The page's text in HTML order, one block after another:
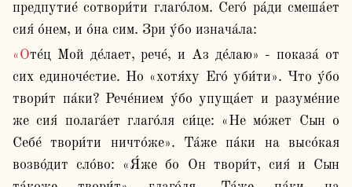
предпутие́ сотвори́ти глаго́лом. Сего́ ра́ди смеша́ет
сия́ о́нем, и о́на сим. Зри у́бо изнача́ла:
«Оте́ц Мой де́лает, рече́, и Аз де́лаю» - показа́ от
сих единоче́стие. Но «хотя́ху Его́ уби́ти». Что у́бо
твори́т па́ки? Рече́нием у́бо упуща́ет и разуме́ние
же сия́ полага́ет глаго́ля си́це: «Не мо́жет Сын о
Себе́ твори́ти ничто́же». Та́же па́ки на высо́кая
возво́дит сло́во: «Я́же бо Он твори́т, сия́ и Сын